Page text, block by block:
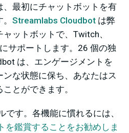
、最初にチャットボットを有
Streamlabs Cloudbot は弊
ットボットで、Twitch、
サポートします。26 個の独
は、エンゲージメントを
な状態に保ち、あなたはス
とができます。
です。各機能に慣れるには、
を鑑賞することをお勧めしま